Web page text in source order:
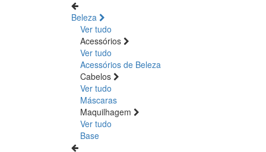
Beleza
Ver tudo
Acessórios
Ver tudo
Acessórios de Beleza
Cabelos
Ver tudo
Máscaras
Maquilhagem
Ver tudo
Base